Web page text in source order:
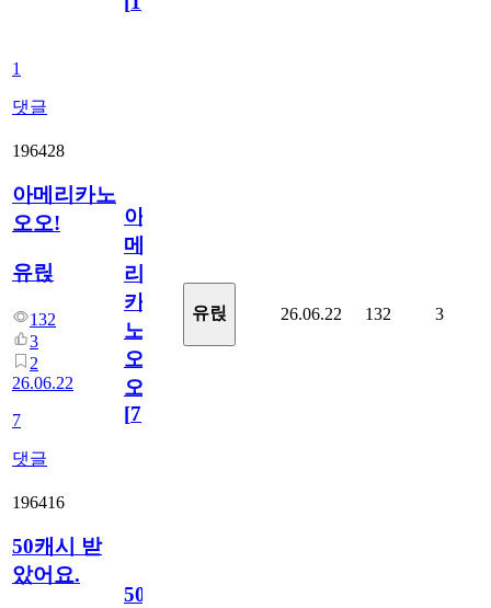
1
댓글
196428
아메리카노
오오!
유릱
132
3
2
26.06.22
7
댓글
아
메
리
카
노
오
오!
[7]
유릱 26.06.22 132 3
196416
50캐시 받
았어요.
50